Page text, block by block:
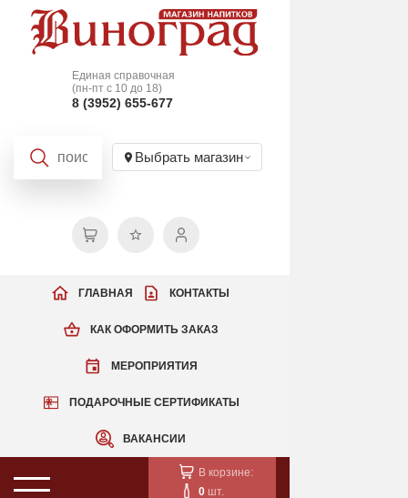
Единая справочная
(пн-пт с 10 до 18)
8 (3952) 655-677
Выбрать магазин
КАК ОФОРМИТЬ ЗАКАЗ
МЕРОПРИЯТИЯ
ПОДАРОЧНЫЕ СЕРТИФИКАТЫ
ВАКАНСИИ
ГЛАВНАЯ КОНТАКТЫ
В корзине:
0 шт.